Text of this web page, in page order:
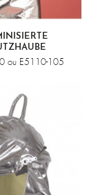
ou E5110-105